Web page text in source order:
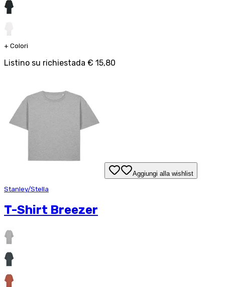
+ Colori
Listino su richiestada € 15,80
Aggiungi alla wishlist
Stanley/Stella
T-Shirt Breezer